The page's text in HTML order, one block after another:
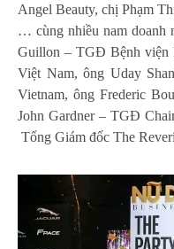
Angel Beauty, chị Phạm
… cùng nhiều nam doanh
Guillon – TGĐ Bệnh viện
Việt Nam, ông Uday
Vietnam, ông Frederic
John Gardner – TGĐ
Tổng Giám đốc The